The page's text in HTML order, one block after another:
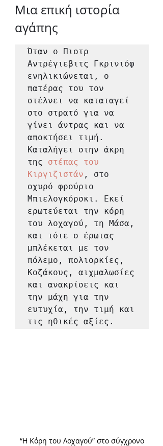
Μια επική ιστορία
αγάπης
Όταν ο Πιοτρ
Αντρέγιεβιτς Γκρινιόφ
ενηλικιώνεται, ο
πατέρας του τον
στέλνει να καταταγεί
στο στρατό για να
γίνει άντρας και να
αποκτήσει τιμή.
Καταλήγει στην άκρη
της στέπας του
Κιργιζιστάν , στο
οχυρό φρούριο
Μπιελογκόρσκι. Εκεί
ερωτεύεται την κόρη
του λοχαγού, τη Μάσα,
και τότε ο έρωτας
μπλέκεται με τον
πόλεμο, πολιορκίες,
Κοζάκους, αιχμαλωσίες
και ανακρίσεις και
την μάχη για την
ευτυχία, την τιμή και
τις ηθικές αξίες.
“Η Κόρη του Λοχαγού” στο σύγχρονο